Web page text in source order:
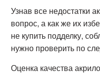
Узнав все недостатки
вопрос, а как же их
не купить подделку,
нужно проверить по
Оценка качества